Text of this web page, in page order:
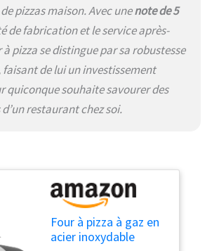
pierre en seulement 60
secondes. À l'intérieur du
four, vous trouverez en
pour les « fours
Megashopitalia » créé
spécialement pour vous
pizzas maison. Avec unenote de 5
de fabrication et le service après-
à pizza se distingue par sa robustesse
de lui un investissement
quiconque souhaite savourer des
restaurant chez soi.
Four à pizza à gaz en
acier inoxydable